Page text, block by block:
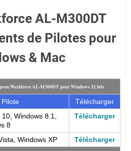
AL-M300DT
de Pilotes pour
& Mac
Workforce AL-M300DT pour Windows 32 bits
Télécharger
Windows 8.1,
8
Télécharger
Windows XP Télécharger